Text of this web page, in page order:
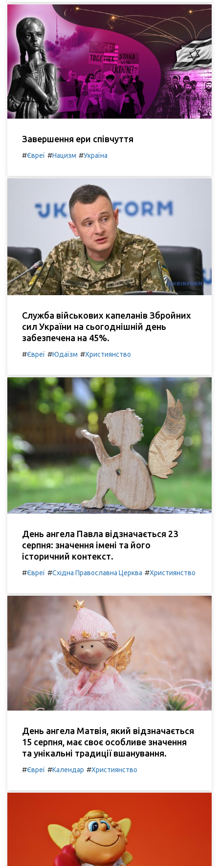
Завершення ери співчуття
#Євреї #Нацизм #Україна
Служба військових капеланів Збройних
сил України на сьогоднішній день
забезпечена на 45%.
#Євреї #Юдаїзм #Християнство
День ангела Павла відзначається 23
серпня: значення імені та його
історичний контекст.
#Євреї #Східна Православна Церква #Християнство
День ангела Матвія, який відзначається
15 серпня, має своє особливе значення
та унікальні традиції вшанування.
#Євреї #Календар #Християнство